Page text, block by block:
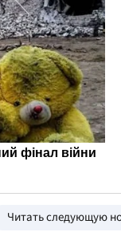
Читать следующую